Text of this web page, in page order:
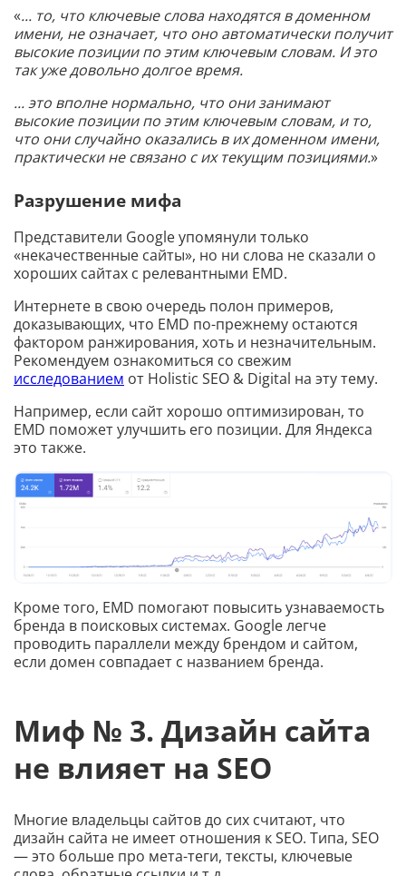
«... то, что ключевые слова находятся в доменном
имени, не означает, что оно автоматически получит
высокие позиции по этим ключевым словам. И это
так уже довольно долгое время.
... это вполне нормально, что они занимают
высокие позиции по этим ключевым словам, и то,
что они случайно оказались в их доменном имени,
практически не связано с их текущим позициями.»
Разрушение мифа
Представители Google упомянули только
«некачественные сайты», но ни слова не сказали о
хороших сайтах с релевантными EMD.
Интернете в свою очередь полон примеров,
доказывающих, что EMD по-прежнему остаются
фактором ранжирования, хоть и незначительным.
Рекомендуем ознакомиться со свежим
исследованием от Holistic SEO & Digital на эту тему.
Например, если сайт хорошо оптимизирован, то
EMD поможет улучшить его позиции. Для Яндекса
это также.
Кроме того, EMD помогают повысить узнаваемость
бренда в поисковых системах. Google легче
проводить параллели между брендом и сайтом,
если домен совпадает с названием бренда.
Миф № 3. Дизайн сайта
не влияет на SEO
Многие владельцы сайтов до сих считают, что
дизайн сайта не имеет отношения к SEO. Типа, SEO
— это больше про мета-теги, тексты, ключевые